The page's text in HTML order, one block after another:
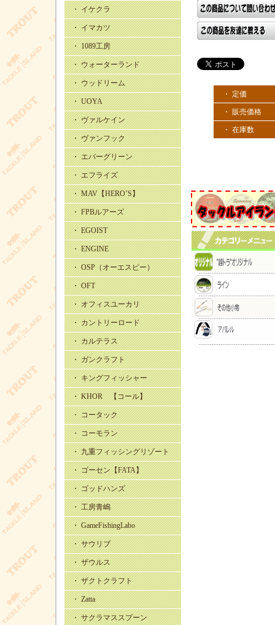
・ イケクラ
・ イマカツ
・ 1089工房
・ ウォーターランド
・ ウッドリーム
・ UOYA
・ ヴァルケイン
・ ヴァンフック
・ エバーグリーン
・ エフライズ
・ MAV【HERO’S】
・ FPBルアーズ
・ EGOIST
・ ENGINE
・ OSP（オーエスピー）
・ OFT
・ オフィスユーカリ
・ カントリーロード
・ カルテラス
・ ガンクラフト
・ キングフィッシャー
・ KHOR 【コール】
・ コータック
・ コーモラン
・ 九重フィッシングリゾート
・ ゴーセン【FATA】
・ ゴッドハンズ
・ 工房青嶋
・ GameFishingLabo
・ サウリブ
・ ザウルス
・ ザクトクラフト
・ Zatta
・ サクラマススプーン
・ 定価
・ 販売価格
・ 在庫数